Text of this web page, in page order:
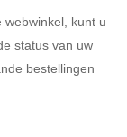
kunt u
status van uw
bestellingen